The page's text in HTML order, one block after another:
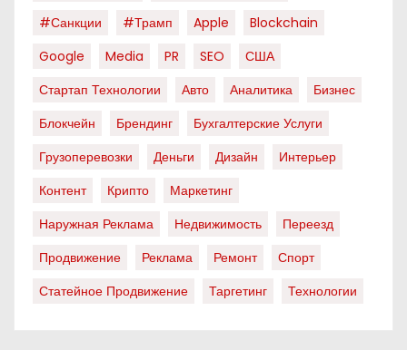
#санкции
#трамп Apple
Blockchain
Google
Media PR SEO
США
Стартап Технологии
Авто Аналитика
Бизнес
Блокчейн
Брендинг
Бухгалтерские Услуги
Грузоперевозки
Деньги Дизайн
Интерьер
Контент
Крипто
Маркетинг
Наружная Реклама
Недвижимость
Переезд
Продвижение
Реклама Ремонт
Спорт
Статейное Продвижение
Таргетинг Технологии